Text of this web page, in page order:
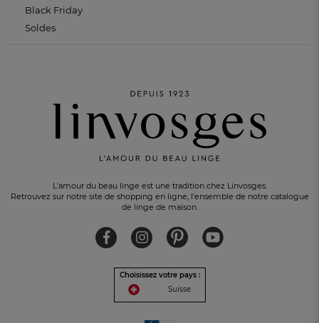
L'amour du beau linge est une tradition chez Linvosges.
Retrouvez sur notre site de shopping en ligne, l'ensemble de notre catalogue
de linge de maison.
Choisissez votre pays :
Suisse
Black Friday
Soldes